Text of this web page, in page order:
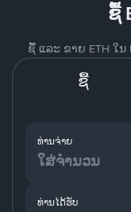
ຊື້
ຊື້ ແລະ ຂາຍ ETH ໃນ
ຊື້
ທ່ານຈ່າຍ
ທ່ານໄດ້ຮັບ